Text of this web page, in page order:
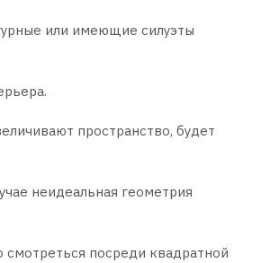
или имеющие силуэты
пространство, будет
неидеальная геометрия
посреди квадратной